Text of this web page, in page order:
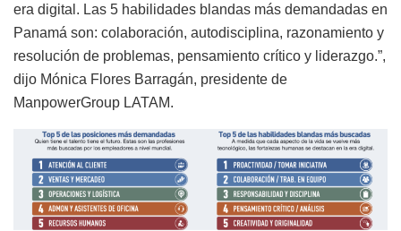
era digital. Las 5 habilidades blandas más demandadas en
Panamá son: colaboración, autodisciplina, razonamiento y
resolución de problemas, pensamiento crítico y liderazgo.”,
dijo Mónica Flores Barragán, presidente de
ManpowerGroup LATAM.